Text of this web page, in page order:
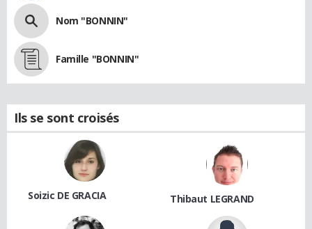
Nom "BONNIN"
Famille "BONNIN"
Ils se sont croisés
Soizic DE GRACIA Thibaut LEGRAND